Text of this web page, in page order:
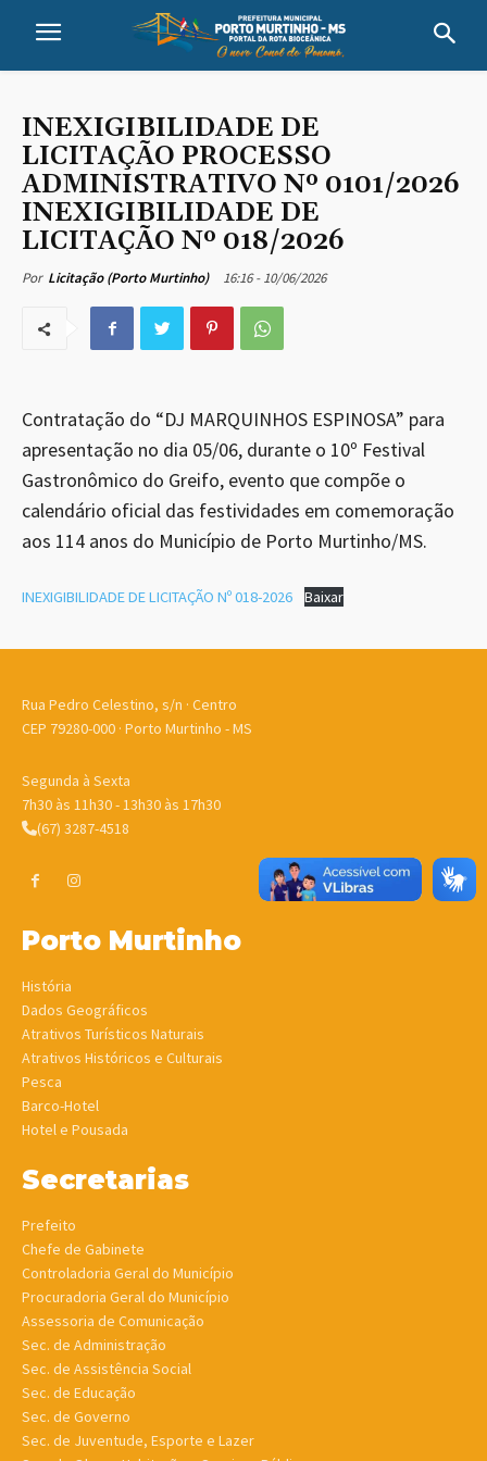
INEXIGIBILIDADE DE
LICITAÇÃO PROCESSO
ADMINISTRATIVO Nº 0101/2026
INEXIGIBILIDADE DE
LICITAÇÃO Nº 018/2026
Por Licitação (Porto Murtinho) 16:16 - 10/06/2026
Contratação do “DJ MARQUINHOS ESPINOSA” para
apresentação no dia 05/06, durante o 10º Festival
Gastronômico do Greifo, evento que compõe o
calendário oficial das festividades em comemoração
aos 114 anos do Município de Porto Murtinho/MS.
INEXIGIBILIDADE DE LICITAÇÃO Nº 018-2026 Baixar
Rua Pedro Celestino, s/n · Centro
CEP 79280-000 · Porto Murtinho - MS
Segunda à Sexta
7h30 às 11h30 - 13h30 às 17h30
(67) 3287-4518
Porto Murtinho
História
Dados Geográficos
Atrativos Turísticos Naturais
Atrativos Históricos e Culturais
Pesca
Barco-Hotel
Hotel e Pousada
Secretarias
Prefeito
Chefe de Gabinete
Controladoria Geral do Município
Procuradoria Geral do Município
Assessoria de Comunicação
Sec. de Administração
Sec. de Assistência Social
Sec. de Educação
Sec. de Governo
Sec. de Juventude, Esporte e Lazer